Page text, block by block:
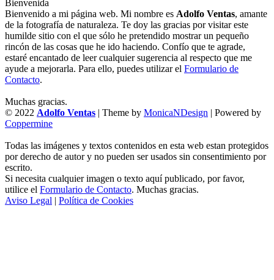
Bienvenida
Bienvenido a mi página web. Mi nombre es Adolfo Ventas, amante
de la fotografía de naturaleza. Te doy las gracias por visitar este
humilde sitio con el que sólo he pretendido mostrar un pequeño
rincón de las cosas que he ido haciendo. Confío que te agrade,
estaré encantado de leer cualquier sugerencia al respecto que me
ayude a mejorarla. Para ello, puedes utilizar el Formulario de
Contacto.
Muchas gracias.
© 2022 Adolfo Ventas | Theme by MonicaNDesign | Powered by
Coppermine
Todas las imágenes y textos contenidos en esta web estan protegidos
por derecho de autor y no pueden ser usados sin consentimiento por
escrito.
Si necesita cualquier imagen o texto aquí publicado, por favor,
utilice el Formulario de Contacto. Muchas gracias.
Aviso Legal | Política de Cookies